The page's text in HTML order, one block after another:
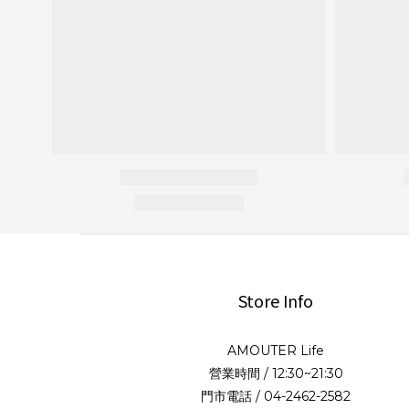
Store Info
AMOUTER Life
營業時間 / 12:30~21:30
門市電話 / 04-2462-2582